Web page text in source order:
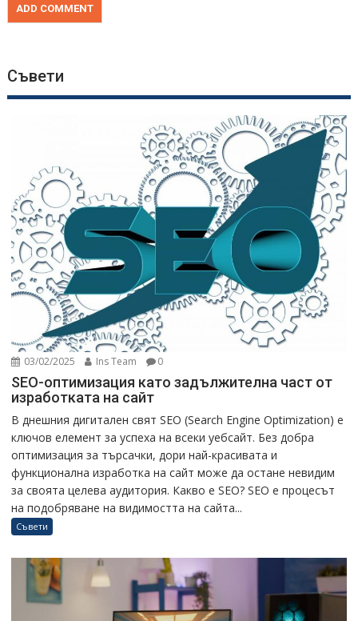
Съвети
03/02/2025 Ins Team 0
SEO-оптимизация като задължителна част от
изработката на сайт
В днешния дигитален свят SEO (Search Engine Optimization) е
ключов елемент за успеха на всеки уебсайт. Без добра
оптимизация за търсачки, дори най-красивата и
функционална изработка на сайт може да остане невидим
за своята целева аудитория. Какво е SEO? SEO е процесът
на подобряване на видимостта на сайта...
Съвети